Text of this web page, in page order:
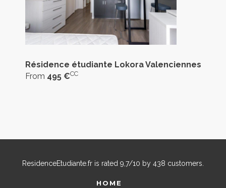
Résidence étudiante Lokora Valenciennes
From 495 €CC
ResidenceEtudiante.fr is rated 9,7/10 by 438 customers.
HOME